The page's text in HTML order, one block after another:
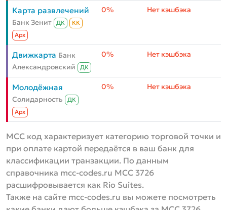
Карта развлечений
Банк Зенит ДК
КК
Aрх
0% Нет кэшбэка
Движкарта Банк
Александровский
ДК
0% Нет кэшбэка
Молодёжная
Солидарность
ДК
Aрх
0% Нет кэшбэка
MCC код характеризует категорию торговой точки и
при оплате картой передаётся в ваш банк для
классификации транзакции. По данным
справочника mcc-codes.ru MCC 3726
расшифровывается как Rio Suites.
Также на сайте mcc-codes.ru вы можете посмотреть